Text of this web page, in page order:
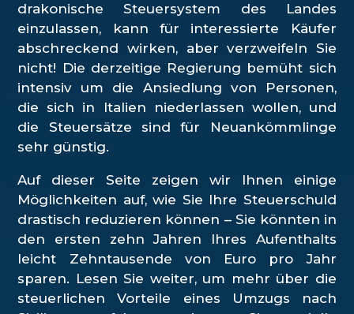
drakonische Steuersystem des Landes
einzulassen, kann für interessierte Käufer
abschreckend wirken, aber verzweifeln Sie
nicht! Die derzeitige Regierung bemüht sich
intensiv um die Ansiedlung von Personen,
die sich in Italien niederlassen wollen, und
die Steuersätze sind für Neuankömmlinge
sehr günstig.
Auf dieser Seite zeigen wir Ihnen einige
Möglichkeiten auf, wie Sie Ihre Steuerschuld
drastisch reduzieren können – Sie könnten in
den ersten zehn Jahren Ihres Aufenthalts
leicht Zehntausende von Euro pro Jahr
sparen. Lesen Sie weiter, um mehr über die
steuerlichen Vorteile eines Umzugs nach